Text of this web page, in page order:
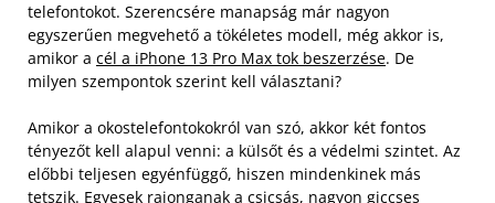
telefontokot. Szerencsére manapság már nagyon
egyszerűen megvehető a tökéletes modell, még akkor is,
amikor a cél a iPhone 13 Pro Max tok beszerzése. De
milyen szempontok szerint kell választani?
Amikor a okostelefontokokról van szó, akkor két fontos
tényezőt kell alapul venni: a külsőt és a védelmi szintet. Az
előbbi teljesen egyénfüggő, hiszen mindenkinek más
tetszik. Egyesek rajonganak a csicsás, nagyon giccses